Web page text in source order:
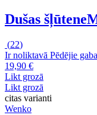
Dušas šļūtene
(22)
Ir noliktavā Pēdējie
19,90 €
Likt grozā
Likt grozā
citas varianti
Wenko